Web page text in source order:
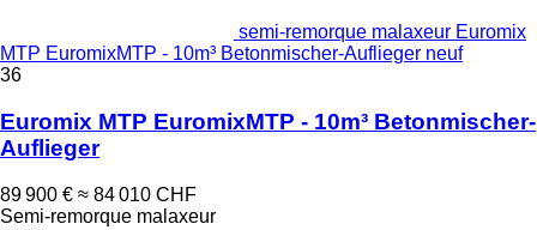
semi-remorque malaxeur Euromix
MTP EuromixMTP - 10m³ Betonmischer-Auflieger neuf
36
Euromix MTP EuromixMTP - 10m³ Betonmischer-
Auflieger
89 900 € ≈ 84 010 CHF
Semi-remorque malaxeur